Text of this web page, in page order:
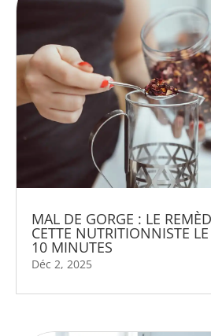
MAL DE GORGE : LE
CETTE NUTRITIONNISTE
10 MINUTES
Déc 2, 2025